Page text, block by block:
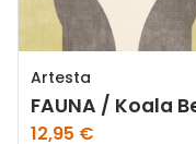
Artesta
FAUNA / Koala
12,95 €